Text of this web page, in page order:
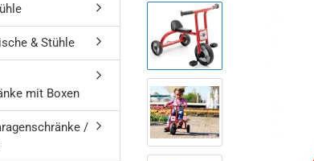
& Stühle
mit Boxen
/